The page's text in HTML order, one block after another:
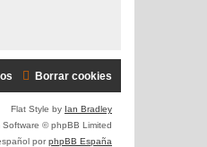
Borrar cookies
Flat Style by Ian Bradley
Software © phpBB Limited
porphpBB España